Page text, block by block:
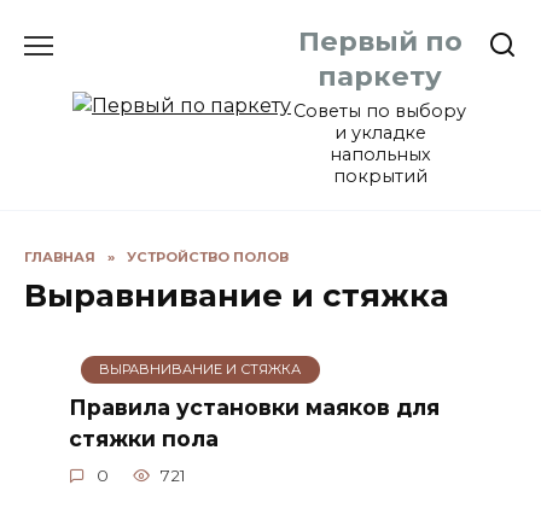
Первый по
паркету
Советы по выбору
и укладке
напольных
покрытий
ГЛАВНАЯ » УСТРОЙСТВО ПОЛОВ
Выравнивание и стяжка
ВЫРАВНИВАНИЕ И СТЯЖКА
Правила установки маяков для
стяжки пола
0 721